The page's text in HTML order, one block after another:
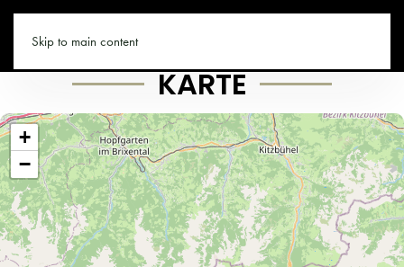
Skip to main content
SKISCHULE.CO
KARTE
+
−